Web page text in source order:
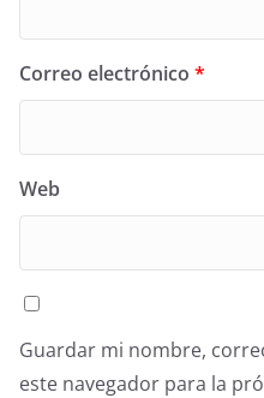
Correo electrónico *
Web
Guardar mi nombre,
este navegador para la